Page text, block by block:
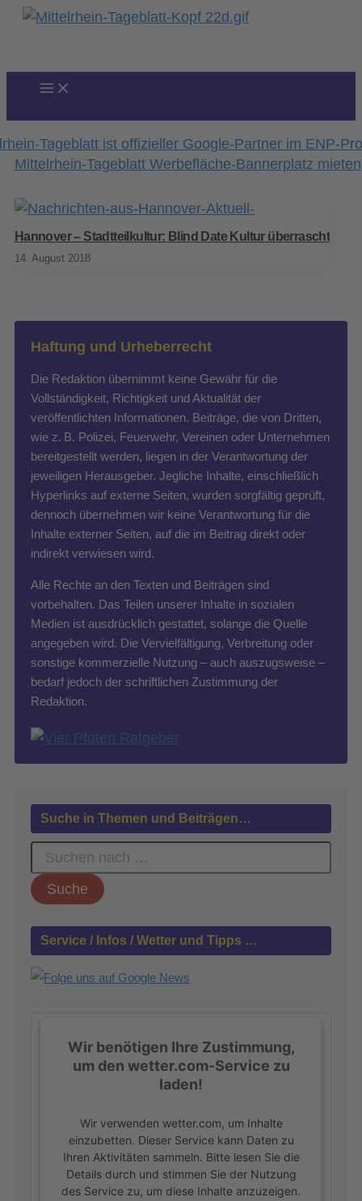
Zum
Hannover – Stadtteilkultur: Blind Date Kultur überrascht
14. August 2018
Haftung und Urheberrecht
Die Redaktion übernimmt keine Gewähr für die
Vollständigkeit, Richtigkeit und Aktualität der
veröffentlichten Informationen. Beiträge, die von Dritten,
wie z. B. Polizei, Feuerwehr, Vereinen oder Unternehmen
bereitgestellt werden, liegen in der Verantwortung der
jeweiligen Herausgeber. Jegliche Inhalte, einschließlich
Hyperlinks auf externe Seiten, wurden sorgfältig geprüft,
dennoch übernehmen wir keine Verantwortung für die
Inhalte externer Seiten, auf die im Beitrag direkt oder
indirekt verwiesen wird.
Alle Rechte an den Texten und Beiträgen sind
vorbehalten. Das Teilen unserer Inhalte in sozialen
Medien ist ausdrücklich gestattet, solange die Quelle
angegeben wird. Die Vervielfältigung, Verbreitung oder
sonstige kommerzielle Nutzung – auch auszugsweise –
bedarf jedoch der schriftlichen Zustimmung der
Redaktion.
Suche in Themen und Beiträgen…
S
c
h
n
c
Service / Infos / Wetter und Tipps …
Wir benötigen Ihre Zustimmung,
um den wetter.com-Service zu
laden!
Wir verwenden wetter.com, um Inhalte
einzubetten. Dieser Service kann Daten zu
Ihren Aktivitäten sammeln. Bitte lesen Sie die
Details durch und stimmen Sie der Nutzung
des Service zu, um diese Inhalte anzuzeigen.